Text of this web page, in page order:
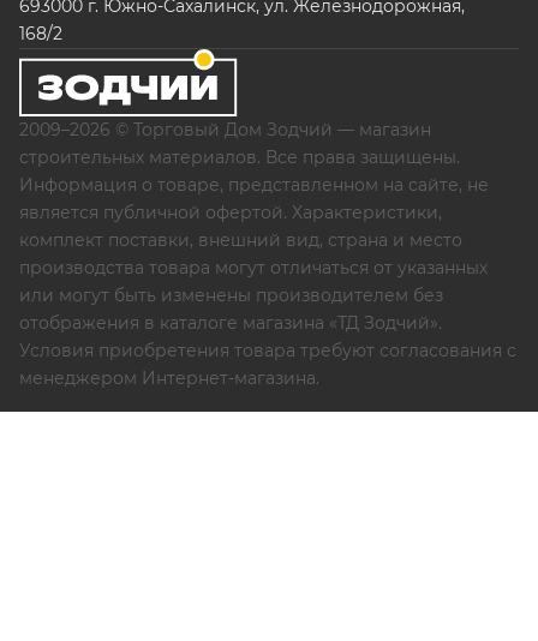
693000 г. Южно-Сахалинск, ул. Железнодорожная,
168/2
2009–2026 © Торговый Дом Зодчий — магазин
строительных материалов. Все права защищены.
Информация о товаре, представленном на сайте, не
является публичной офертой. Характеристики,
комплект поставки, внешний вид, страна и место
производства товара могут отличаться от указанных
или могут быть изменены производителем без
отображения в каталоге магазина «ТД Зодчий».
Условия приобретения товара требуют согласования с
менеджером Интернет-магазина.